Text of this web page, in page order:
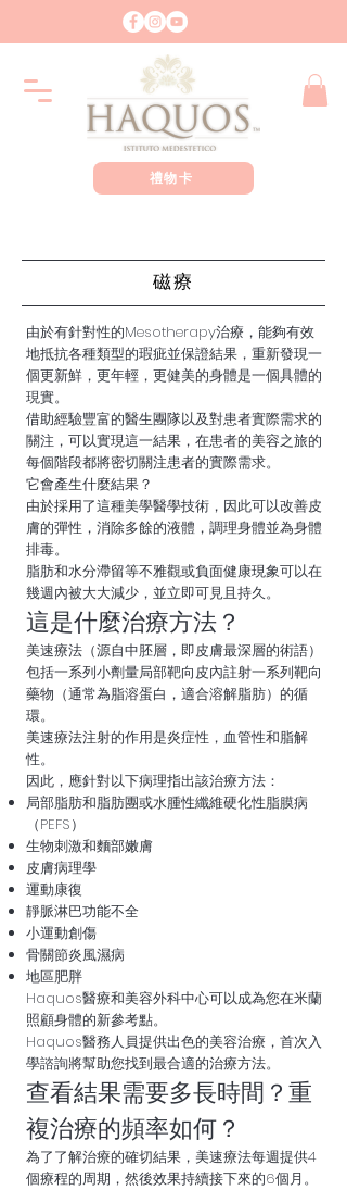
禮物卡
磁療
由於有針對性的Mesotherapy治療，能夠有效
地抵抗各種類型的瑕疵並保證結果，重新發現一
個更新鮮，更年輕，更健美的身體是一個具體的
現實。
借助經驗豐富的醫生團隊以及對患者實際需求的
關注，可以實現這一結果，在患者的美容之旅的
每個階段都將密切關注患者的實際需求。
它會產生什麼結果？
由於採用了這種美學醫學技術，因此可以改善皮
膚的彈性，消除多餘的液體，調理身體並為身體
排毒。
脂肪和水分滯留等不雅觀或負面健康現象可以在
幾週內被大大減少，並立即可見且持久。
這是什麼治療方法？
美速療法（源自中胚層，即皮膚最深層的術語）
包括一系列小劑量局部靶向皮內註射一系列靶向
藥物（通常為脂溶蛋白，適合溶解脂肪）的循
環。
美速療法注射的作用是炎症性，血管性和脂解
性。
因此，應針對以下病理指出該治療方法：
局部脂肪和脂肪團或水腫性纖維硬化性脂膜病
（PEFS）
生物刺激和麵部嫩膚
皮膚病理學
運動康復
靜脈淋巴功能不全
小運動創傷
骨關節炎風濕病
地區肥胖
Haquos醫療和美容外科中心可以成為您在米蘭
照顧身體的新參考點。
Haquos醫務人員提供出色的美容治療，首次入
學諮詢將幫助您找到最合適的治療方法。
查看結果需要多長時間？重
複治療的頻率如何？
為了了解治療的確切結果，美速療法每週提供4
個療程的周期，然後效果持續接下來的6個月。